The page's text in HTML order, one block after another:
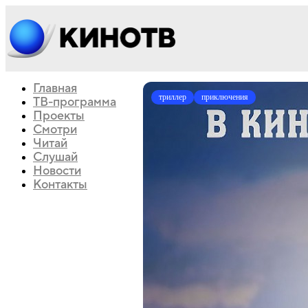
Главная
ТВ-программа
Проекты
Смотри
Читай
Слушай
Новости
Контакты
триллер приключения